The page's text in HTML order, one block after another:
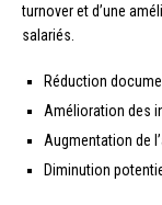
turnover et d’une
salariés.
Réduction
Amélioration des
Augmentation de
Diminution